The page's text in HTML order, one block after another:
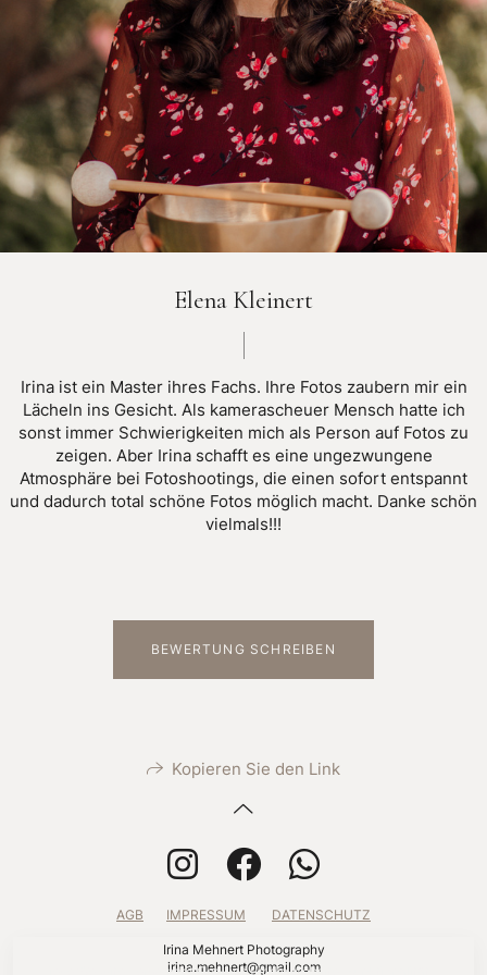
Elena Kleinert
Irina ist ein Master ihres Fachs. Ihre Fotos zaubern mir ein
Lächeln ins Gesicht. Als kamerascheuer Mensch hatte ich
sonst immer Schwierigkeiten mich als Person auf Fotos zu
zeigen. Aber Irina schafft es eine ungezwungene
Atmosphäre bei Fotoshootings, die einen sofort entspannt
und dadurch total schöne Fotos möglich macht. Danke schön
vielmals!!!
BEWERTUNG SCHREIBEN
Kopieren Sie den Link
AGB IMPRESSUM DATENSCHUTZ
Irina Mehnert Photography
irina.mehnert@gmail.com
Diese Website verwendet Cookies für die Website-Funktionalität